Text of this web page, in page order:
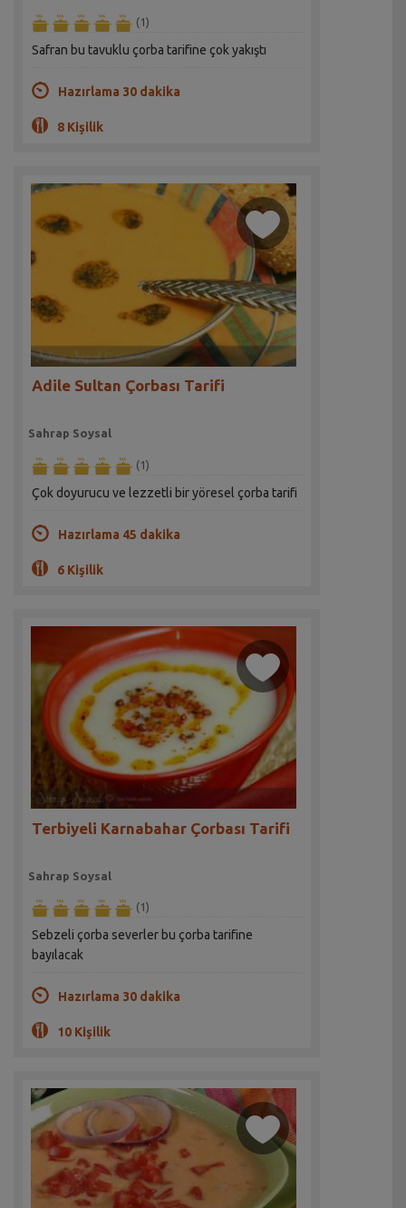
(1)
Safran bu tavuklu çorba tarifine çok yakıştı
Hazırlama 30 dakika
8 Kişilik
Adile Sultan Çorbası Tarifi
Sahrap Soysal
(1)
Çok doyurucu ve lezzetli bir yöresel çorba tarifi
Hazırlama 45 dakika
6 Kişilik
Terbiyeli Karnabahar Çorbası Tarifi
Sahrap Soysal
(1)
Sebzeli çorba severler bu çorba tarifine
bayılacak
Hazırlama 30 dakika
10 Kişilik